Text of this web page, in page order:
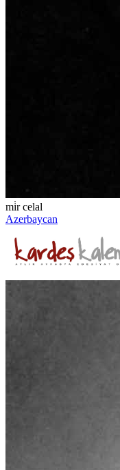
mi̇r celal
Azerbaycan